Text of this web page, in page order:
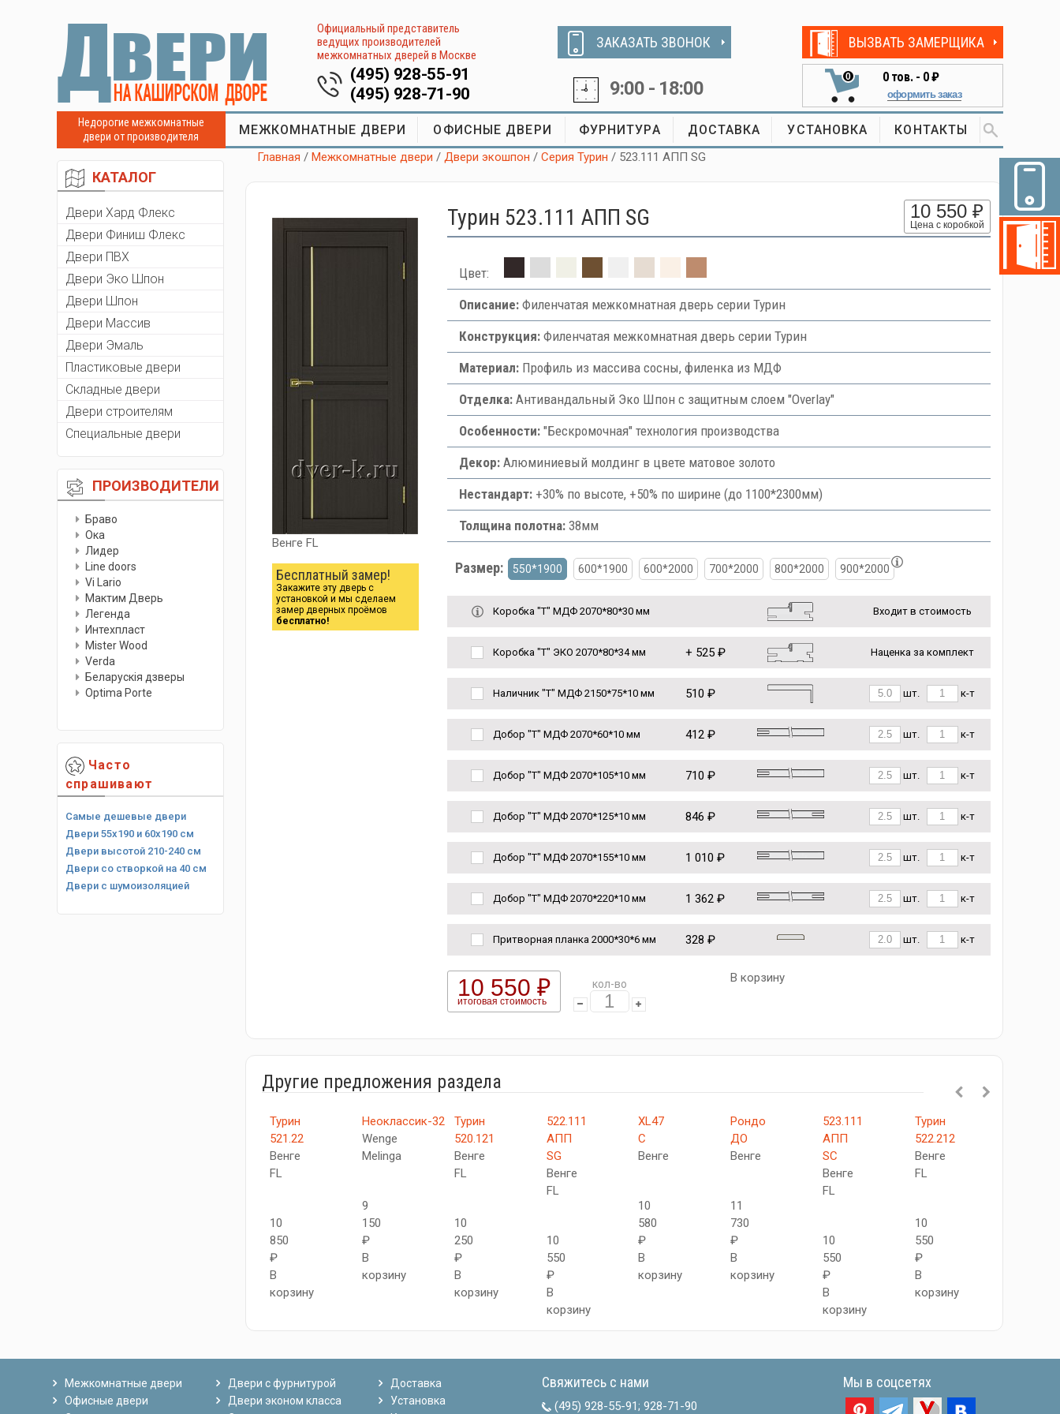
Официальный представитель
ведущих производителей
межкомнатных дверей в Москве
(495) 928-55-91
(495) 928-71-90
ЗАКАЗАТЬ ЗВОНОК
9:00 - 18:00
ВЫЗВАТЬ ЗАМЕРЩИКА
0 0тов. - 0 ₽
оформить заказ
Недорогие межкомнатные
двери от производителя
МЕЖКОМНАТНЫЕ ДВЕРИ ОФИСНЫЕ ДВЕРИ ФУРНИТУРА ДОСТАВКА УСТАНОВКА КОНТАКТЫ
КАТАЛОГ
Двери Хард Флекс
Двери Финиш Флекс
Двери ПВХ
Двери Эко Шпон
Двери Шпон
Двери Массив
Двери Эмаль
Пластиковые двери
Складные двери
Двери строителям
Специальные двери
ПРОИЗВОДИТЕЛИ
Браво
Ока
Лидер
Line doors
Vi Lario
Мактим Дверь
Легенда
Интехпласт
Мister Wood
Verda
Беларускiя дзверы
Optima Porte
Часто
спрашивают
Самые дешевые двери
Двери 55х190 и 60х190 см
Двери высотой 210-240 см
Двери со створкой на 40 см
Двери с шумоизоляцией
Главная /Межкомнатные двери /Двери экошпон /Серия Турин / 523.111 АПП SG
Венге FL
Бесплатный замер!
Закажите эту дверь с
установкой и мы сделаем
замер дверных проёмов
бесплатно!
Турин 523.111 АПП SG 10 550 ₽
Цена с коробкой
Цвет:
Описание:Филенчатая межкомнатная дверь серии Турин
Конструкция:Филенчатая межкомнатная дверь серии Турин
Материал:Профиль из массива сосны, филенка из МДФ
Отделка:Антивандальный Эко Шпон с защитным слоем "Overlay"
Особенности:"Бескромочная" технология производства
Декор:Алюминиевый молдинг в цвете матовое золото
Нестандарт:+30% по высоте, +50% по ширине (до 1100*2300мм)
Толщина полотна:38мм
Размер: 550*1900 600*1900 600*2000 700*2000 800*2000 900*2000
Коробка "Т" МДФ 2070*80*30 мм Входит в стоимость
Коробка "Т" ЭКО 2070*80*34 мм + 525 ₽ Наценка за комплект
Наличник "Т" МДФ 2150*75*10 мм 510 ₽ шт. к-т
Добор "Т" МДФ 2070*60*10 мм 412 ₽ шт. к-т
Добор "Т" МДФ 2070*105*10 мм 710 ₽ шт. к-т
Добор "Т" МДФ 2070*125*10 мм 846 ₽ шт. к-т
Добор "Т" МДФ 2070*155*10 мм 1 010 ₽ шт. к-т
Добор "Т" МДФ 2070*220*10 мм 1 362 ₽ шт. к-т
Притворная планка 2000*30*6 мм 328 ₽ шт. к-т
10 550 ₽
итоговая стоимость
кол-во В корзину
Другие предложения раздела
Турин
521.22
Венге
FL
10
850
₽
В
корзину
Неоклассик-32
Wenge
Melinga
9
150
₽
В
корзину
Турин
520.121
Венге
FL
10
250
₽
В
корзину
522.111
АПП
SG
Венге
FL
10
550
₽
В
корзину
XL47
C
Венге
10
580
₽
В
корзину
Рондо
ДО
Венге
11
730
₽
В
корзину
523.111
АПП
SC
Венге
FL
10
550
₽
В
корзину
Турин
522.212
Венге
FL
10
550
₽
В
корзину
Межкомнатные двери
Офисные двери
Двери с фурнитурой
Двери эконом класса
Доставка
Установка
Свяжитесь с нами
(495) 928-55-91; 928-71-90
Мы в соцсетях